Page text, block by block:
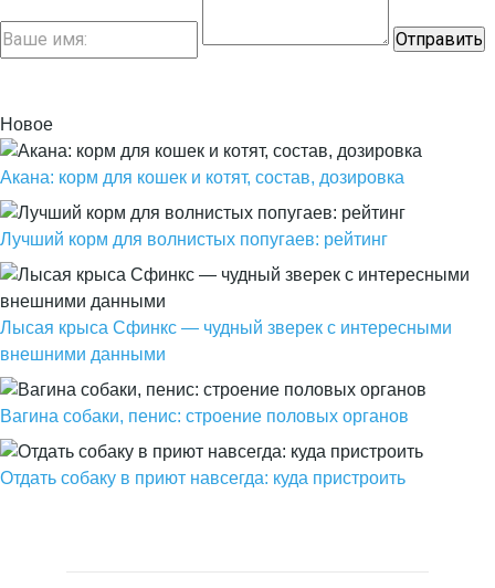
Новое
Акана: корм для кошек и котят, состав, дозировка
Лучший корм для волнистых попугаев: рейтинг
Лысая крыса Сфинкс — чудный зверек с интересными
внешними данными
Вагина собаки, пенис: строение половых органов
Отдать собаку в приют навсегда: куда пристроить